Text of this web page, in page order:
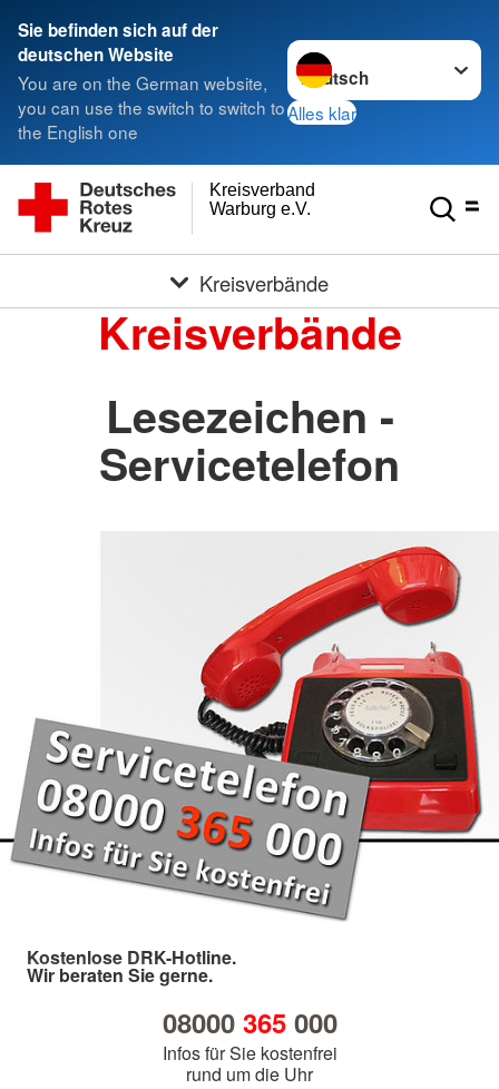
Sie befinden sich auf der
deutschen Website
You are on the German website,
you can use the switch to switch to
the English one
Sprache wechseln zu
Alles klar
Warburg e.V.
Kreisverband
Kreisverbände
Kreisverbände
Lesezeichen -
Servicetelefon
Kostenlose DRK-Hotline.
Wir beraten Sie gerne.
08000 365000
Infos für Sie kostenfrei
rund um die Uhr